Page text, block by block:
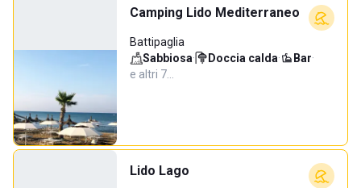
Camping Lido Mediterraneo
Battipaglia
Sabbiosa· Doccia calda· Bar·
e altri 7…
Lido Lago